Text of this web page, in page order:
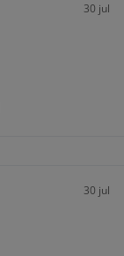
30 jul
30 jul